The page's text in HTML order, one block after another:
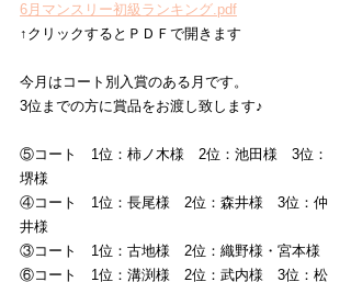
6月マンスリー初級ランキング.pdf
↑クリックするとＰＤＦで開きます
今月はコート別入賞のある月です。
3位までの方に賞品をお渡し致します♪
⑤コート　1位：柿ノ木様　2位：池田様　3位：
堺様
④コート　1位：長尾様　2位：森井様　3位：仲
井様
③コート　1位：古地様　2位：織野様・宮本様
⑥コート　1位：溝渕様　2位：武内様　3位：松